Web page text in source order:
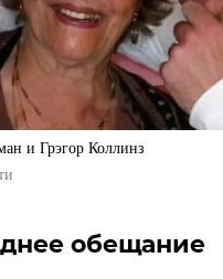
и Грэгор Коллинз
обещание